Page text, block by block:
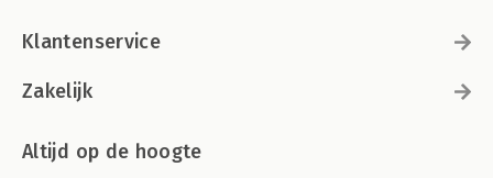
Klantenservice
Zakelijk
Altijd op de hoogte